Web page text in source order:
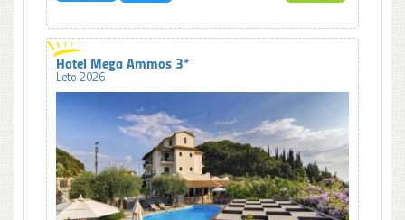
Hotel Mega Ammos 3*
Leto 2026